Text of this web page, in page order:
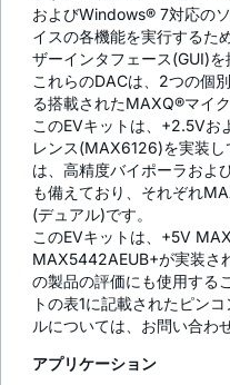
およびWindows® 7対応の
イスの各機能を実行するた
ザーインタフェース(GUI)を
これらのDACは、2つの個
る搭載されたMAXQ®マイ
このEVキットは、+2.5V
レンス(MAX6126)を実装し
は、高精度バイポーラおよ
も備えており、それぞれ
(デュアル)です。
このEVキットは、+5V
MAX5442AEUB+が実装さ
の製品の評価にも使用する
トの表1に記載されたピン
ルについては、お問い合わ
アプリケーション